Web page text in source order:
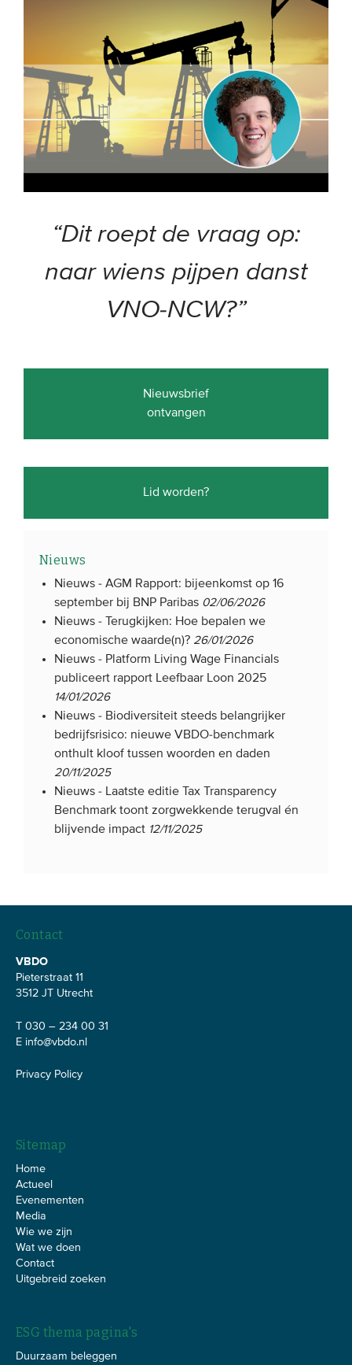
“Dit roept de vraag op:
naar wiens pijpen danst
VNO-NCW?”
Nieuwsbrief
ontvangen
Lid worden?
Nieuws
Nieuws -AGM Rapport: bijeenkomst op 16
september bij BNP Paribas 02/06/2026
Nieuws -
Terugkijken: Hoe bepalen we
economische waarde(n)? 26/01/2026
Nieuws - Platform Living Wage Financials
publiceert rapport Leefbaar Loon 2025
14/01/2026
Nieuws - Biodiversiteit steeds belangrijker
bedrijfsrisico: nieuwe VBDO-benchmark
onthult kloof tussen woorden en daden
20/11/2025
Nieuws - Laatste editie Tax Transparency
Benchmark toont zorgwekkende terugval én
blijvende impact 12/11/2025
Contact
VBDO
Pieterstraat 11
3512 JT Utrecht
T 030 – 234 00 31
E info@vbdo.nl
Privacy Policy
Sitemap
Home
Actueel
Evenementen
Media
Wie we zijn
Wat we doen
Contact
Uitgebreid zoeken
ESG thema pagina's
Duurzaam beleggen